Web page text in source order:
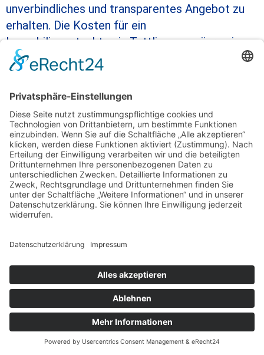
unverbindliches und transparentes Angebot zu
erhalten. Die Kosten für ein
Immobiliengutachten in Tuttlingen variieren je
nach Art der Immobilie und dem gewünschten
Gutachten. Ein Kurzgutachten beginnt ab 899
Euro netto, während detaillierte
Verkehrswertgutachten mehrere Tausend Euro
kosten können. In der Regel orientiert sich das
Honorar an etwa 0,5 % des lastenfreien
Verkehrswerts der Immobilie. Um Ihnen
maximale Transparenz zu bieten, erstellen wir
gerne ein individuelles Angebot, das genau auf
Ihre Anforderungen zugeschnitten ist.
Jetzt anfragen
Leistungen der Dr. Timmer &
Luibrand GmbH –
Immobilienbewertung Tuttlingen